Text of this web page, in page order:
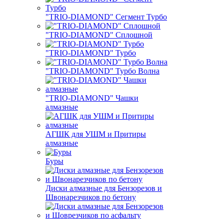
"TRIO-DIAMOND" Сегмент Турбо
"TRIO-DIAMOND" Сплошной
"TRIO-DIAMOND" Турбо
"TRIO-DIAMOND" Турбо Волна
"TRIO-DIAMOND" Чашки
алмазные
АГШК для УШМ и Притиры
алмазные
Буры
Диски алмазные для Бензорезов и
Швонарезчиков по бетону